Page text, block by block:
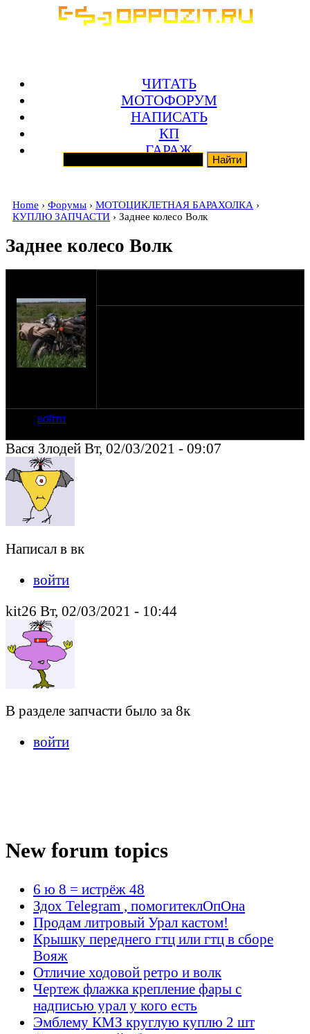
ЧИТАТЬ
МОТОФОРУМ
НАПИСАТЬ
КП
ГАРАЖ
Home › Форумы › МОТОЦИКЛЕТНАЯ БАРАХОЛКА ›
КУПЛЮ ЗАПЧАСТИ › Заднее колесо Волк
Заднее колесо Волк
войти
Вася Злодей Вт, 02/03/2021 - 09:07
Написал в вк
войти
kit26 Вт, 02/03/2021 - 10:44
В разделе запчасти было за 8к
войти
New forum topics
6 ю 8 = истрёж 48
Здох Telegram , помогитеклОпОна
Продам литровый Урал кастом!
Крышку переднего гтц или гтц в сборе
Вояж
Отличие ходовой ретро и волк
Чертеж флажка крепление фары с
надписью урал у кого есть
Эмблему КМЗ круглую куплю 2 шт